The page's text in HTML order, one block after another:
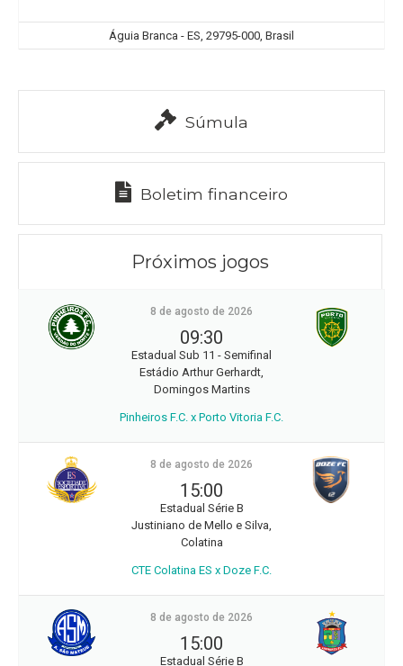
Águia Branca - ES, 29795-000, Brasil
Súmula
Boletim financeiro
Próximos jogos
8 de agosto de 2026
09:30
Estadual Sub 11 - Semifinal
Estádio Arthur Gerhardt,
Domingos Martins
Pinheiros F.C. x Porto Vitoria F.C.
8 de agosto de 2026
15:00
Estadual Série B
Justiniano de Mello e Silva,
Colatina
CTE Colatina ES x Doze F.C.
8 de agosto de 2026
15:00
Estadual Série B